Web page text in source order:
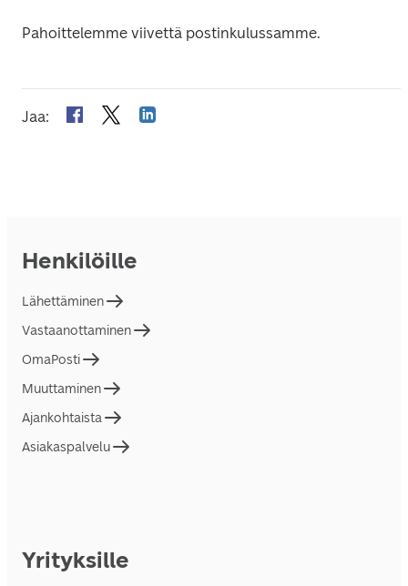
Pahoittelemme viivettä postinkulussamme.
Jaa:
Henkilöille
Lähettäminen
Vastaanottaminen
OmaPosti
Muuttaminen
Ajankohtaista
Asiakaspalvelu
Yrityksille